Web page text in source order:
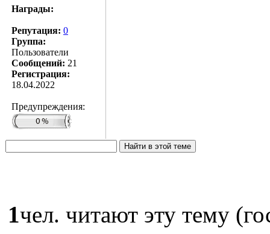
Награды:
Репутация: 0
Группа:
Пользователи
Сообщений: 21
Регистрация:
18.04.2022
Предупреждения:
1чел. читают эту тему